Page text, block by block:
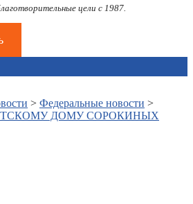
цели с 1987.
> Федеральные новости >
ДОМУ СОРОКИНЫХ